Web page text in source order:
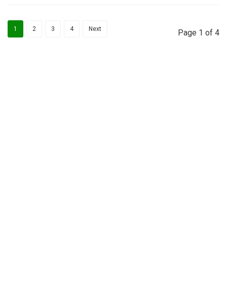
1 2 3 4 Next Page 1 of 4